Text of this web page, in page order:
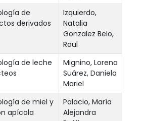
de
derivados
Izquierdo,
Natalia
Gonzalez Belo,
Raul
de leche
Mignino, Lorena
Suárez, Daniela
Mariel
de miel y
apícola
Palacio, María
Alejandra